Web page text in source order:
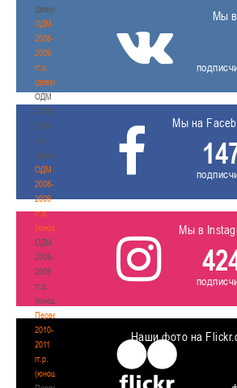
(девушки)
ОДМ
2008-
2009
гг.р.
(девушки)
ОДМ
2008-
2009
гг.р.
(девушки)
ОДМ
2008-
2009
гг.р.
(юноши)
ОДМ
2008-
2009
гг.р.
(юноши)
Первенство
2010-
2011
гг.р.
(юноши)
Мы
Мы на
Мы в
Наши фото на